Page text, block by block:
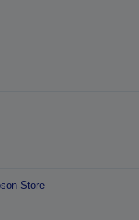
Store